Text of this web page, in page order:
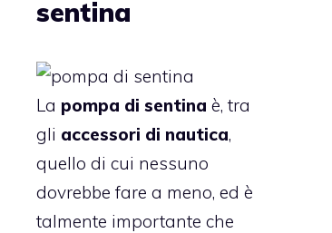
sentina
La pompa di sentina è, tra
gli accessori di nautica,
quello di cui nessuno
dovrebbe fare a meno, ed è
talmente importante che